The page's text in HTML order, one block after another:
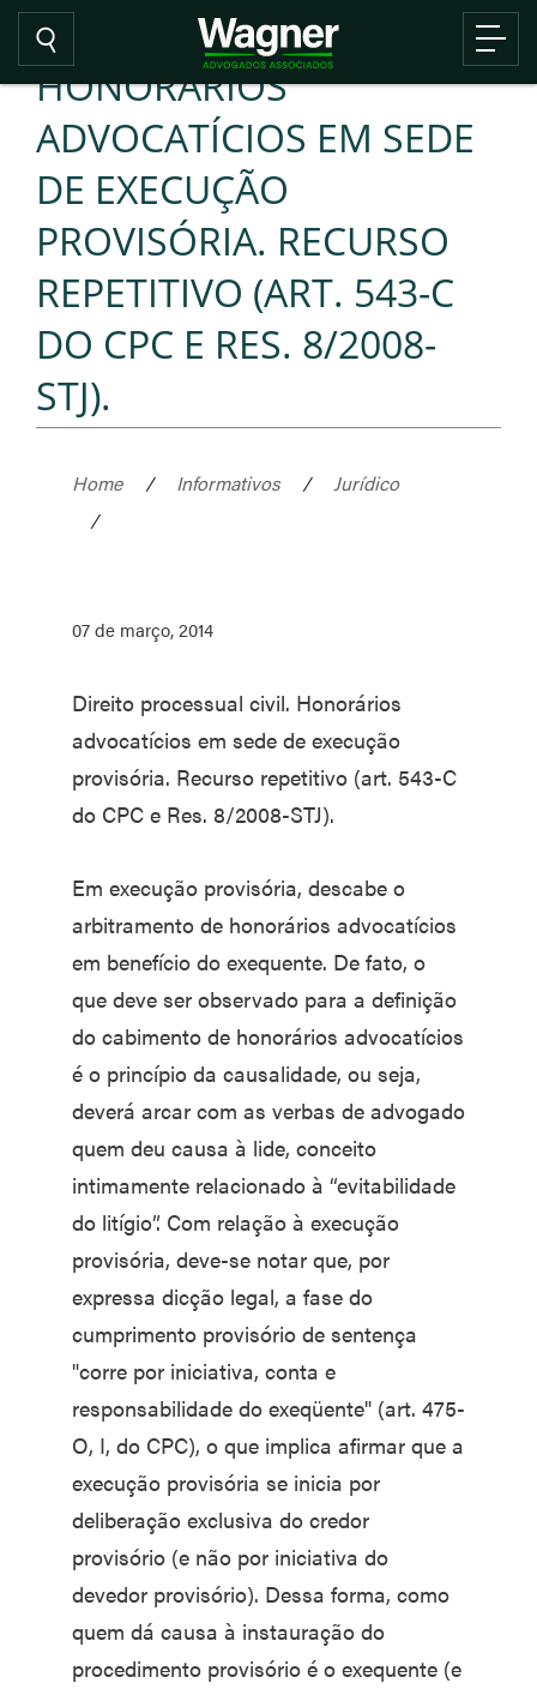
HONORÁRIOS
ADVOCATÍCIOS EM SEDE
DE EXECUÇÃO
PROVISÓRIA. RECURSO
REPETITIVO (ART. 543-C
DO CPC E RES. 8/2008-
STJ).
Home / Informativos /
Jurídico
/
07 de março, 2014
Direito processual civil. Honorários
advocatícios em sede de execução
provisória. Recurso repetitivo (art. 543-C
do CPC e Res. 8/2008-STJ).
Em execução provisória, descabe o
arbitramento de honorários advocatícios
em benefício do exequente. De fato, o
que deve ser observado para a definição
do cabimento de honorários advocatícios
é o princípio da causalidade, ou seja,
deverá arcar com as verbas de advogado
quem deu causa à lide, conceito
intimamente relacionado à “evitabilidade
do litígio”. Com relação à execução
provisória, deve-se notar que, por
expressa dicção legal, a fase do
cumprimento provisório de sentença
"corre por iniciativa, conta e
responsabilidade do exeqüente" (art. 475-
O, I, do CPC), o que implica afirmar que a
execução provisória se inicia por
deliberação exclusiva do credor
provisório (e não por iniciativa do
devedor provisório). Dessa forma, como
quem dá causa à instauração do
procedimento provisório é o exequente (e